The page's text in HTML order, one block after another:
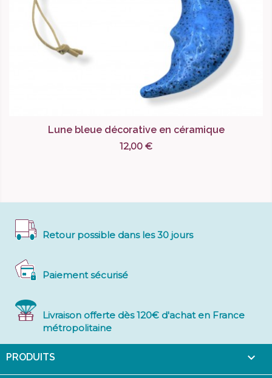
Lune bleue décorative en céramique
12,00 €
Retour possible dans les 30 jours
Paiement sécurisé
Livraison offerte dès 120€ d'achat en France
métropolitaine
PRODUITS 